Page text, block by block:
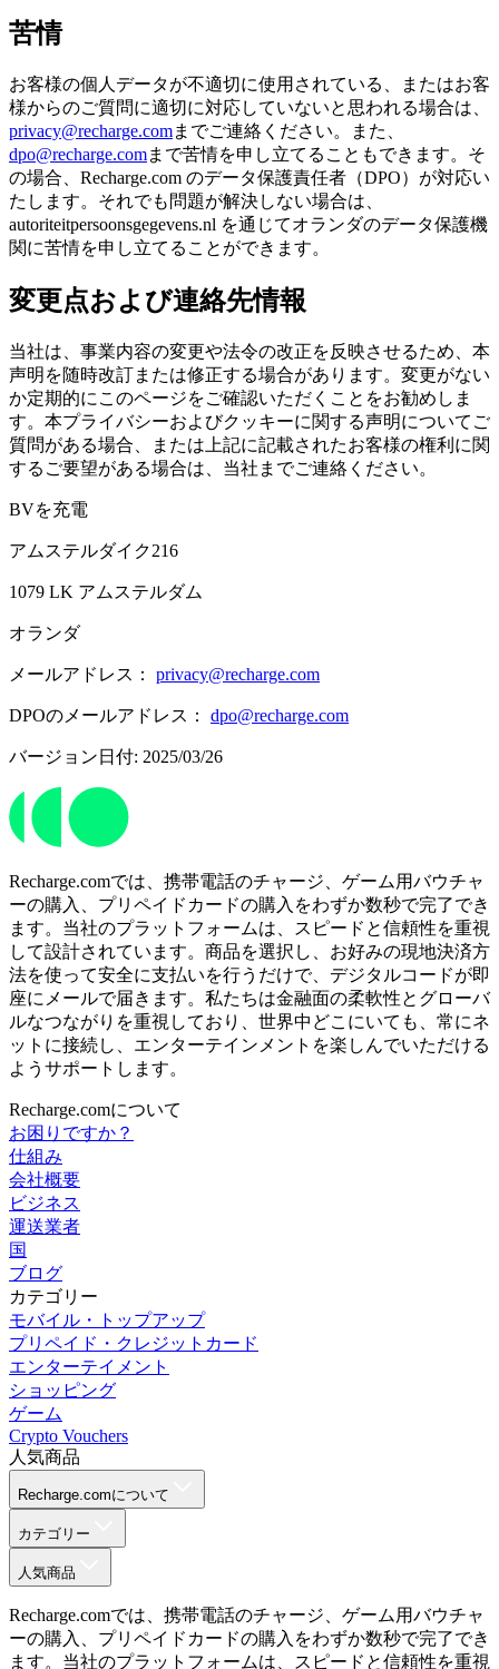
苦情
お客様の個人データが不適切に使用されている、またはお客
様からのご質問に適切に対応していないと思われる場合は、
privacy@recharge.comまでご連絡ください。また、
dpo@recharge.comまで苦情を申し立てることもできます。そ
の場合、Recharge.com のデータ保護責任者（DPO）が対応い
たします。それでも問題が解決しない場合は、
autoriteitpersoonsgegevens.nl を通じてオランダのデータ保護機
関に苦情を申し立てることができます。
変更点および連絡先情報
当社は、事業内容の変更や法令の改正を反映させるため、本
声明を随時改訂または修正する場合があります。変更がない
か定期的にこのページをご確認いただくことをお勧めしま
す。本プライバシーおよびクッキーに関する声明についてご
質問がある場合、または上記に記載されたお客様の権利に関
するご要望がある場合は、当社までご連絡ください。
BVを充電
アムステルダイク216
1079 LK アムステルダム
オランダ
メールアドレス： privacy@recharge.com
DPOのメールアドレス： dpo@recharge.com
バージョン日付: 2025/03/26
Recharge.comでは、携帯電話のチャージ、ゲーム用バウチャ
ーの購入、プリペイドカードの購入をわずか数秒で完了でき
ます。当社のプラットフォームは、スピードと信頼性を重視
して設計されています。商品を選択し、お好みの現地決済方
法を使って安全に支払いを行うだけで、デジタルコードが即
座にメールで届きます。私たちは金融面の柔軟性とグローバ
ルなつながりを重視しており、世界中どこにいても、常にネ
ットに接続し、エンターテインメントを楽しんでいただける
ようサポートします。
Recharge.comについて
お困りですか？
仕組み
会社概要
ビジネス
運送業者
国
ブログ
カテゴリー
モバイル・トップアップ
プリペイド・クレジットカード
エンターテイメント
ショッピング
ゲーム
Crypto Vouchers
人気商品
Recharge.comについて
カテゴリー
人気商品
Recharge.comでは、携帯電話のチャージ、ゲーム用バウチャ
ーの購入、プリペイドカードの購入をわずか数秒で完了でき
ます。当社のプラットフォームは、スピードと信頼性を重視